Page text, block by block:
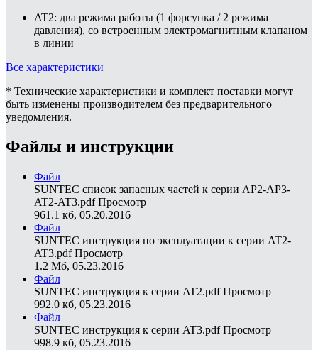
AT2: два режима работы (1 форсунка / 2 режима
давления), со встроенным электромагнитным клапаном
в линии
Все характеристики
* Технические характеристики и комплект поставки могут
быть изменены производителем без предварительного
уведомления.
Файлы и инструкции
Файл
SUNTEC список запасных частей к серии AP2-AP3-
AT2-AT3.pdf Просмотр
961.1 кб, 05.20.2016
Файл
SUNTEC инструкция по эксплуатации к серии AT2-
AT3.pdf Просмотр
1.2 Мб, 05.23.2016
Файл
SUNTEC инструкция к серии AT2.pdf Просмотр
992.0 кб, 05.23.2016
Файл
SUNTEC инструкция к серии AT3.pdf Просмотр
998.9 кб, 05.23.2016